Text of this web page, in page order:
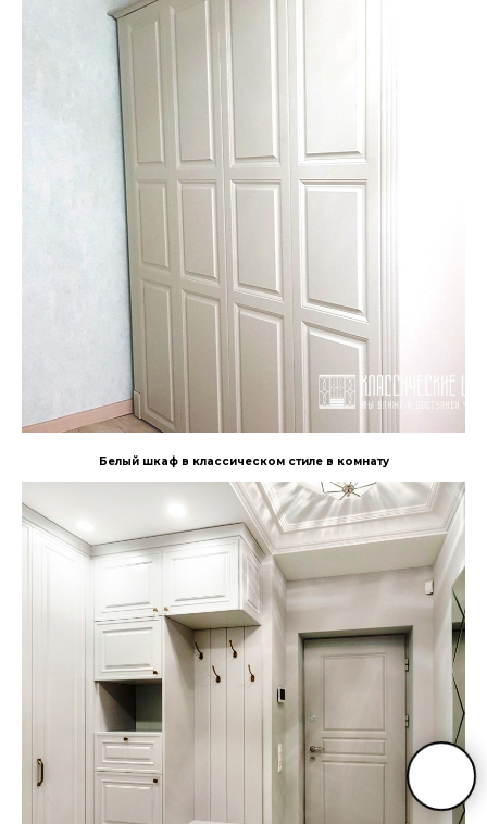
Белый шкаф в классическом стиле в комнату